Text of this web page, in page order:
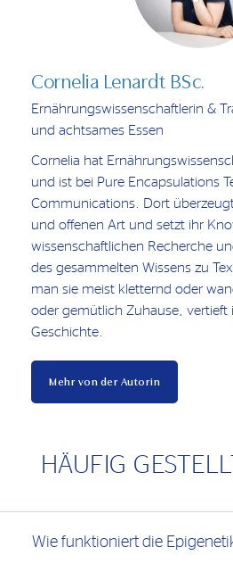
Cornelia Lenardt BSc.
Ernährungswissenschaftlerin &
und achtsames Essen
Cornelia hat
und ist bei Pure Encapsulations
Communications. Dort
und offenen Art und setzt ihr
wissenschaftlichen Recherche
des gesammelten Wissens zu
man sie meist kletternd oder
oder gemütlich Zuhause, vertieft
Geschichte.
Mehr von der Autorin
HÄUFIG
Wie funktioniert die